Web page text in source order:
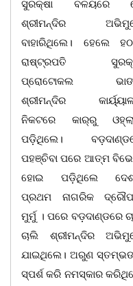
ସୁରକ୍ଷା ବଳୟରେ
ଶ୍ରୀମନ୍ଦିର
ବାହାରିଥିଲେ। ହେଲେ
ରାଷ୍ଟ୍ରପତି
ପ୍ରୋଟୋକଲ
ଶ୍ରୀମନ୍ଦିର
ନିକଟରେ କାର୍‌ରୁ
ପଡ଼ିଥିଲେ।
ପହଞ୍ଚିବା ପରେ ଆତ୍ମ
ହୋଇ ପଡ଼ିଥିଲେ
ପ୍ରଥମ ନାଗରିକ
ମୁର୍ମୁ । ପରେ ବଡ଼ଦାଣ୍ଡରେ
ଚାଲି ଶ୍ରୀମନ୍ଦିର
ଯାଇଥିଲେ। ଅରୁଣ
ସ୍ପର୍ଶ କରି ନମସ୍କାର